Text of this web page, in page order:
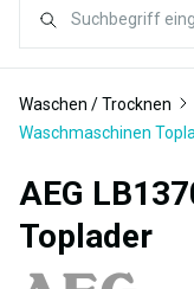
Waschen / Trocknen
Waschmaschinen
AEG
Toplader